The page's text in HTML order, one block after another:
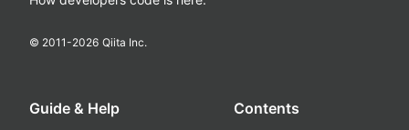
© 2011-2026 Qiita Inc.
Guide & Help Contents